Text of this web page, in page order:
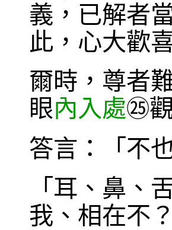
義，已解者
此，心大歡
爾時，尊者
眼內入處㉕
答言：「不
「耳、鼻、
我、相在不？